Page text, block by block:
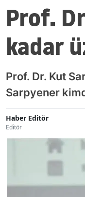
Prof.
kadar
Prof. Dr. Kut
Sarpyener
Haber Editör
Editör